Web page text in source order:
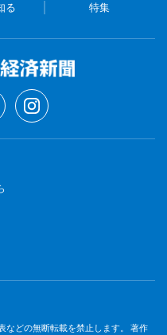
る 特集
などの無断転載を禁止します。 著作